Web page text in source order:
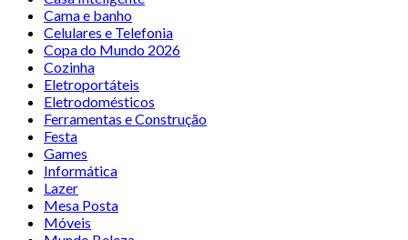
Cama e banho
Celulares e Telefonia
Copa do Mundo 2026
Cozinha
Eletroportáteis
Eletrodomésticos
Ferramentas e Construção
Festa
Games
Informática
Lazer
Mesa Posta
Móveis